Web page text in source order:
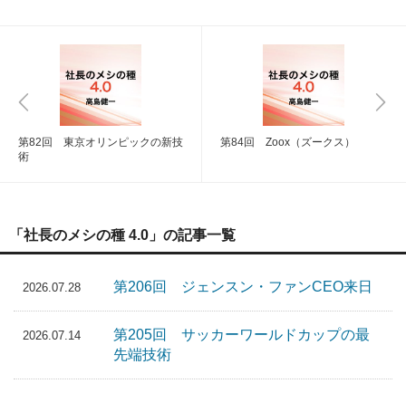
第82回 東京オリンピックの新技
術
第84回 Zoox（ズークス）
「社長のメシの種 4.0」の記事一覧
2026.07.28 第206回 ジェンスン・ファンCEO来日
2026.07.14
第205回 サッカーワールドカップの最
先端技術